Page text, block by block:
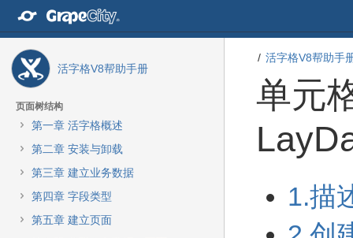
内
活字格V8帮助手册
页面树结构
第一章 活字格概述
第二章 安装与卸载
第三章 建立业务数据
第四章 字段类型
第五章 建立页面
活字格V8帮助手
单元
1.描